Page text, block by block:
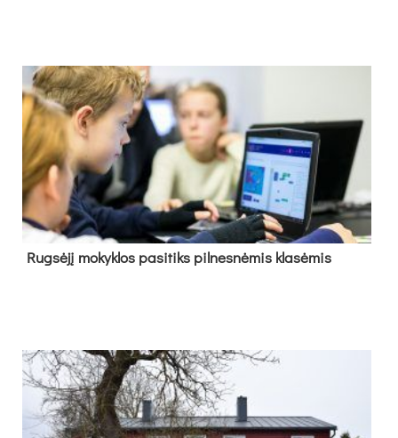
Rug­sė­jį mo­kyk­los pa­si­tiks pil­nes­nė­mis kla­sė­mis